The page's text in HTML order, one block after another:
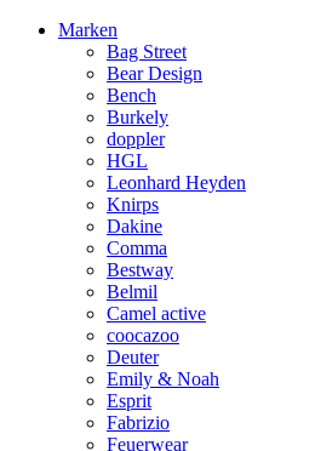
Marken
Bag Street
Bear Design
Bench
Burkely
doppler
HGL
Leonhard Heyden
Knirps
Dakine
Comma
Bestway
Belmil
Camel active
coocazoo
Deuter
Emily & Noah
Esprit
Fabrizio
Feuerwear